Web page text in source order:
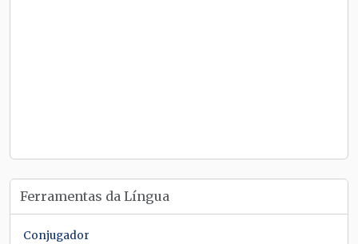
Ferramentas da Língua
Conjugador